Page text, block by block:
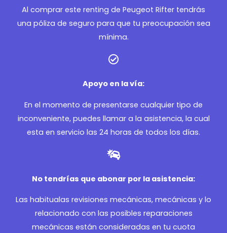
Al comprar este renting de Peugeot Rifter tendrás
una póliza de seguro para que tu preocupación sea
mínima.
Apoyo en la vía:
En el momento de presentarse cualquier tipo de
inconveniente, puedes llamar a la asistencia, la cual
esta en servicio las 24 horas de todos los días.
No tendrías que abonar por la asistencia:
Las habitualas revisiones mecánicas, mecánicas y lo
relacionado con las posibles reparaciones
mecánicas están consideradas en tu cuota